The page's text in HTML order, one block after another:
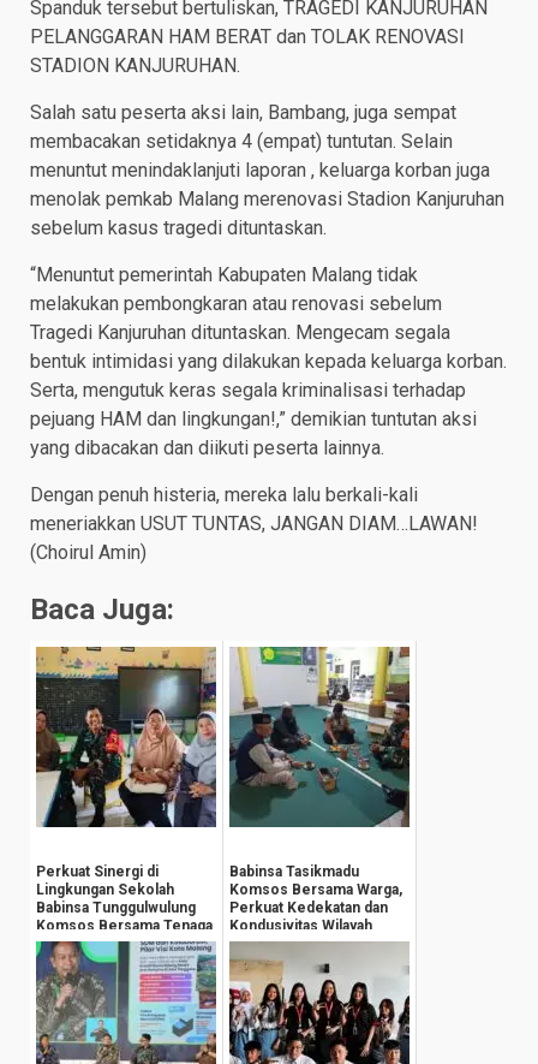
Spanduk tersebut bertuliskan, TRAGEDI KANJURUHAN
PELANGGARAN HAM BERAT dan TOLAK RENOVASI
STADION KANJURUHAN.
Salah satu peserta aksi lain, Bambang, juga sempat
membacakan setidaknya 4 (empat) tuntutan. Selain
menuntut menindaklanjuti laporan , keluarga korban juga
menolak pemkab Malang merenovasi Stadion Kanjuruhan
sebelum kasus tragedi dituntaskan.
“Menuntut pemerintah Kabupaten Malang tidak
melakukan pembongkaran atau renovasi sebelum
Tragedi Kanjuruhan dituntaskan. Mengecam segala
bentuk intimidasi yang dilakukan kepada keluarga korban.
Serta, mengutuk keras segala kriminalisasi terhadap
pejuang HAM dan lingkungan!,” demikian tuntutan aksi
yang dibacakan dan diikuti peserta lainnya.
Dengan penuh histeria, mereka lalu berkali-kali
meneriakkan USUT TUNTAS, JANGAN DIAM…LAWAN!
(Choirul Amin)
Baca Juga:
Perkuat Sinergi di
Lingkungan Sekolah
Babinsa Tunggulwulung
Komsos Bersama Tenaga
Pengajar
Babinsa Tasikmadu
Komsos Bersama Warga,
Perkuat Kedekatan dan
Kondusivitas Wilayah